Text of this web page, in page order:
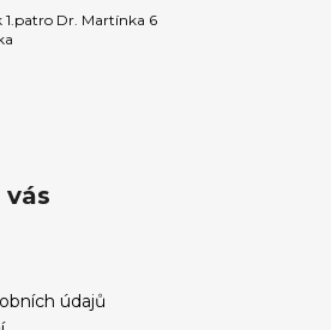
Dr. Martínka 6
údajů